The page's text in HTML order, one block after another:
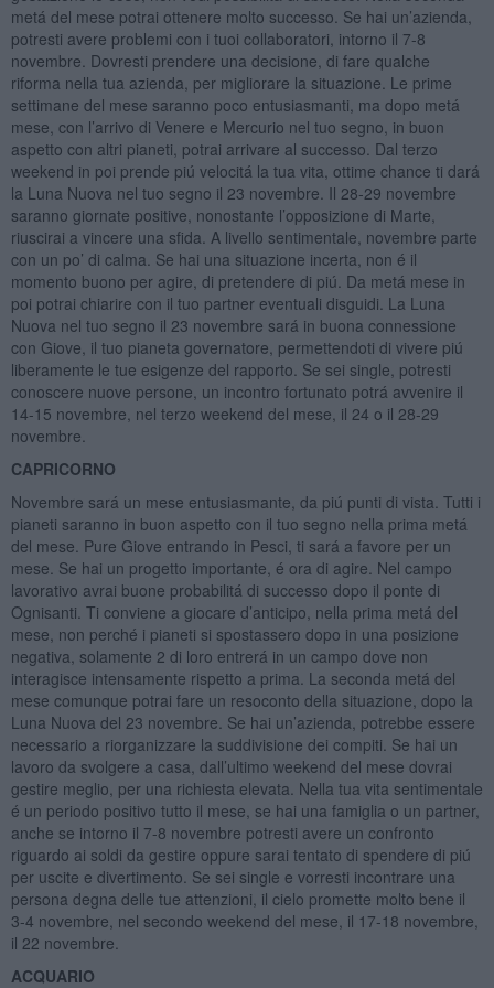
metá del mese potrai ottenere molto successo. Se hai un’azienda,
potresti avere problemi con i tuoi collaboratori, intorno il 7-8
novembre. Dovresti prendere una decisione, di fare qualche
riforma nella tua azienda, per migliorare la situazione. Le prime
settimane del mese saranno poco entusiasmanti, ma dopo metá
mese, con l’arrivo di Venere e Mercurio nel tuo segno, in buon
aspetto con altri pianeti, potrai arrivare al successo. Dal terzo
weekend in poi prende piú velocitá la tua vita, ottime chance ti dará
la Luna Nuova nel tuo segno il 23 novembre. Il 28-29 novembre
saranno giornate positive, nonostante l’opposizione di Marte,
riuscirai a vincere una sfida. A livello sentimentale, novembre parte
con un po’ di calma. Se hai una situazione incerta, non é il
momento buono per agire, di pretendere di piú. Da metá mese in
poi potrai chiarire con il tuo partner eventuali disguidi. La Luna
Nuova nel tuo segno il 23 novembre sará in buona connessione
con Giove, il tuo pianeta governatore, permettendoti di vivere piú
liberamente le tue esigenze del rapporto. Se sei single, potresti
conoscere nuove persone, un incontro fortunato potrá avvenire il
14-15 novembre, nel terzo weekend del mese, il 24 o il 28-29
novembre.
CAPRICORNO
Novembre sará un mese entusiasmante, da piú punti di vista. Tutti i
pianeti saranno in buon aspetto con il tuo segno nella prima metá
del mese. Pure Giove entrando in Pesci, ti sará a favore per un
mese. Se hai un progetto importante, é ora di agire. Nel campo
lavorativo avrai buone probabilitá di successo dopo il ponte di
Ognisanti. Ti conviene a giocare d’anticipo, nella prima metá del
mese, non perché i pianeti si spostassero dopo in una posizione
negativa, solamente 2 di loro entrerá in un campo dove non
interagisce intensamente rispetto a prima. La seconda metá del
mese comunque potrai fare un resoconto della situazione, dopo la
Luna Nuova del 23 novembre. Se hai un’azienda, potrebbe essere
necessario a riorganizzare la suddivisione dei compiti. Se hai un
lavoro da svolgere a casa, dall’ultimo weekend del mese dovrai
gestire meglio, per una richiesta elevata. Nella tua vita sentimentale
é un periodo positivo tutto il mese, se hai una famiglia o un partner,
anche se intorno il 7-8 novembre potresti avere un confronto
riguardo ai soldi da gestire oppure sarai tentato di spendere di piú
per uscite e divertimento. Se sei single e vorresti incontrare una
persona degna delle tue attenzioni, il cielo promette molto bene il
3-4 novembre, nel secondo weekend del mese, il 17-18 novembre,
il 22 novembre.
ACQUARIO